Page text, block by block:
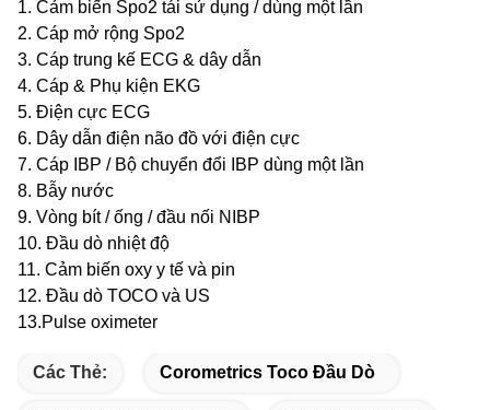
1. Cảm biến Spo2 tái sử dụng / dùng một lần
2. Cáp mở rộng Spo2
3. Cáp trung kế ECG & dây dẫn
4. Cáp & Phụ kiện EKG
5. Điện cực ECG
6. Dây dẫn điện não đồ với điện cực
7. Cáp IBP / Bộ chuyển đổi IBP dùng một lần
8. Bẫy nước
9. Vòng bít / ống / đầu nối NIBP
10. Đầu dò nhiệt độ
11. Cảm biến oxy y tế và pin
12. Đầu dò TOCO và US
13.Pulse oximeter
Các Thẻ: Corometrics Toco Đầu Dò